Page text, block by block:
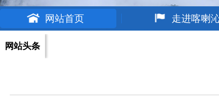
网站首页 走进喀喇
网站头条